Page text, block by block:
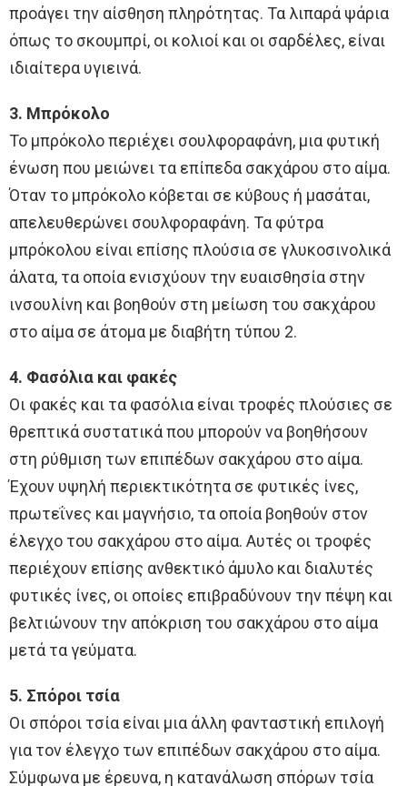
προάγει την αίσθηση πληρότητας. Τα λιπαρά ψάρια
όπως το σκουμπρί, οι κολιοί και οι σαρδέλες, είναι
ιδιαίτερα υγιεινά.
3. Μπρόκολο
Το μπρόκολο περιέχει σουλφοραφάνη, μια φυτική
ένωση που μειώνει τα επίπεδα σακχάρου στο αίμα.
Όταν το μπρόκολο κόβεται σε κύβους ή μασάται,
απελευθερώνει σουλφοραφάνη. Τα φύτρα
μπρόκολου είναι επίσης πλούσια σε γλυκοσινολικά
άλατα, τα οποία ενισχύουν την ευαισθησία στην
ινσουλίνη και βοηθούν στη μείωση του σακχάρου
στο αίμα σε άτομα με διαβήτη τύπου 2.
4. Φασόλια και φακές
Οι φακές και τα φασόλια είναι τροφές πλούσιες σε
θρεπτικά συστατικά που μπορούν να βοηθήσουν
στη ρύθμιση των επιπέδων σακχάρου στο αίμα.
Έχουν υψηλή περιεκτικότητα σε φυτικές ίνες,
πρωτεΐνες και μαγνήσιο, τα οποία βοηθούν στον
έλεγχο του σακχάρου στο αίμα. Αυτές οι τροφές
περιέχουν επίσης ανθεκτικό άμυλο και διαλυτές
φυτικές ίνες, οι οποίες επιβραδύνουν την πέψη και
βελτιώνουν την απόκριση του σακχάρου στο αίμα
μετά τα γεύματα.
5. Σπόροι τσία
Οι σπόροι τσία είναι μια άλλη φανταστική επιλογή
για τον έλεγχο των επιπέδων σακχάρου στο αίμα.
Σύμφωνα με έρευνα, η κατανάλωση σπόρων τσία